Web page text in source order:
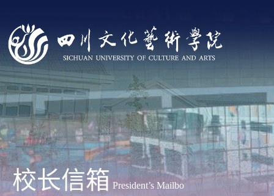
校长信箱 President’s Mailbo